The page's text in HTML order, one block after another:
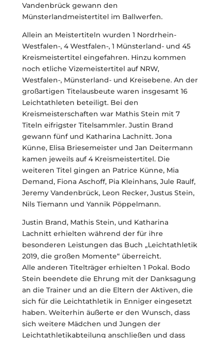
Vandenbrück gewann den
Münsterlandmeistertitel im Ballwerfen.
Allein an Meistertiteln wurden 1 Nordrhein-
Westfalen-, 4 Westfalen-, 1 Münsterland- und 45
Kreismeistertitel eingefahren. Hinzu kommen
noch etliche Vizemeistertitel auf NRW,
Westfalen-, Münsterland- und Kreisebene. An der
großartigen Titelausbeute waren insgesamt 16
Leichtathleten beteiligt. Bei den
Kreismeisterschaften war Mathis Stein mit 7
Titeln eifrigster Titelsammler. Justin Brand
gewann fünf und Katharina Lachnitt. Jona
Künne, Elisa Briesemeister und Jan Deitermann
kamen jeweils auf 4 Kreismeistertitel. Die
weiteren Titel gingen an Patrice Künne, Mia
Demand, Fiona Aschoff, Pia Kleinhans, Jule Raulf,
Jeremy Vandenbrück, Leon Recker, Justus Stein,
Nils Tiemann und Yannik Pöppelmann.
Justin Brand, Mathis Stein, und Katharina
Lachnitt erhielten während der für ihre
besonderen Leistungen das Buch „Leichtathletik
2019, die großen Momente“ überreicht.
Alle anderen Titelträger erhielten 1 Pokal. Bodo
Stein beendete die Ehrung mit der Danksagung
an die Trainer und an die Eltern der Aktiven, die
sich für die Leichtathletik in Enniger eingesetzt
haben. Weiterhin äußerte er den Wunsch, dass
sich weitere Mädchen und Jungen der
Leichtathletikabteilung anschließen und dass